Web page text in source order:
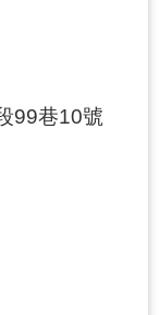
99巷10號